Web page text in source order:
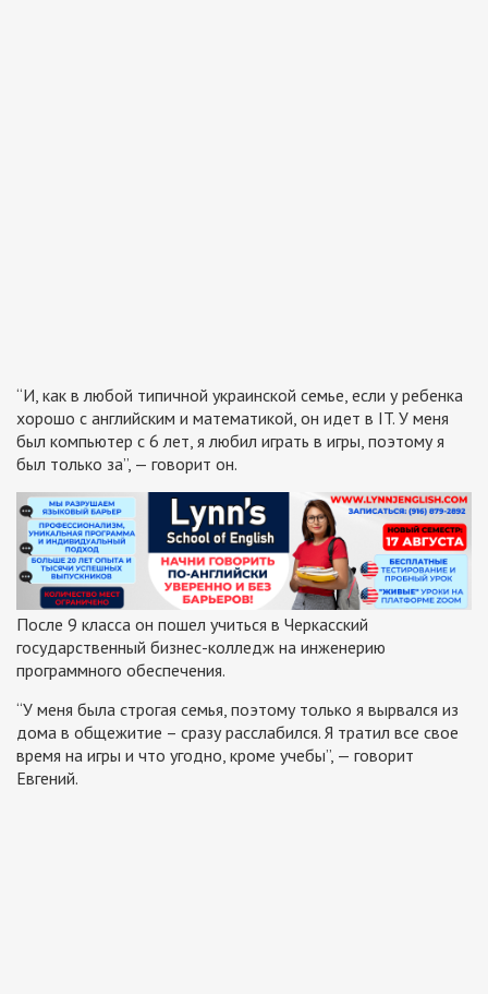
“И, как в любой типичной украинской семье, если у ребенка
хорошо с английским и математикой, он идет в IT. У меня
был компьютер с 6 лет, я любил играть в игры, поэтому я
был только за”, — говорит он.
После 9 класса он пошел учиться в Черкасский
государственный бизнес-колледж на инженерию
программного обеспечения.
“У меня была строгая семья, поэтому только я вырвался из
дома в общежитие – сразу расслабился. Я тратил все свое
время на игры и что угодно, кроме учебы”, — говорит
Евгений.